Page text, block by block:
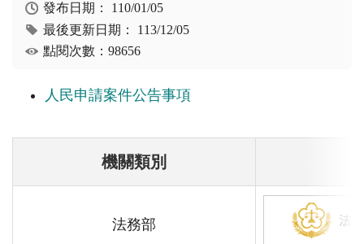
發布日期： 110/01/05
最後更新日期： 113/12/05
點閱次數：98656
人民申請案件公告事項
機關類別
法務部